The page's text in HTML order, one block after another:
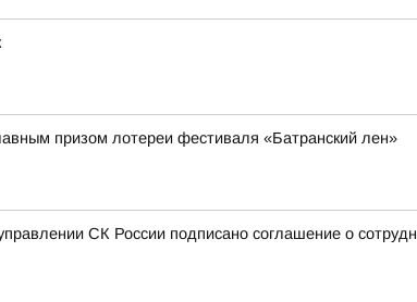
призом лотереи фестиваля «Батранский лен»
СК России подписано соглашение о